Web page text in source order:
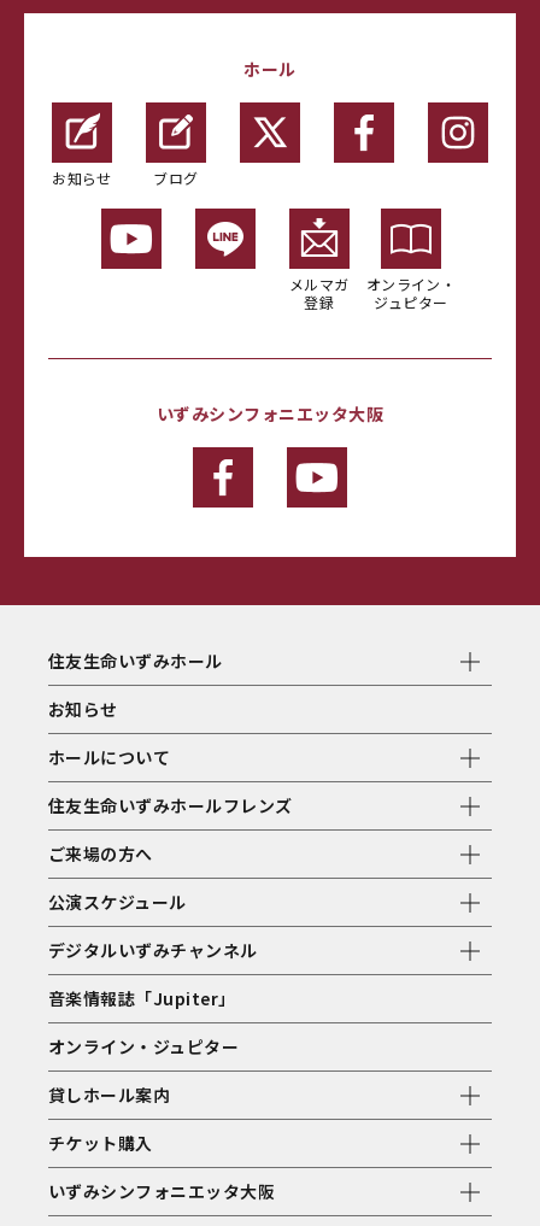
ホール
お知らせ ブログ
メルマガ
登録
オンライン・
ジュピター
いずみシンフォニエッタ大阪
住友生命いずみホール
お知らせ
ホールについて
住友生命いずみホールフレンズ
ご来場の方へ
公演スケジュール
デジタルいずみチャンネル
音楽情報誌「Jupiter」
オンライン・ジュピター
貸しホール案内
チケット購入
いずみシンフォニエッタ大阪